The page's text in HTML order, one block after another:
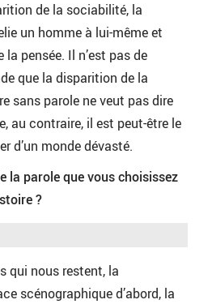
de la sociabilité, la
un homme à lui-même et
la pensée. Il n’est pas de
que la disparition de la
sans parole ne veut pas dire
au contraire, il est peut-être le
d’un monde dévasté.
la parole que vous choisissez
?
qui nous restent, la
scénographique d’abord, la